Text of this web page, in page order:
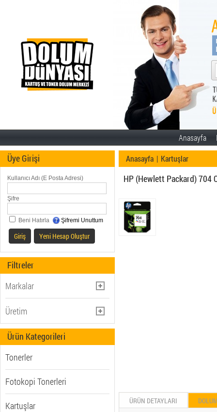
Anasayfa
Üye Girişi
Kullanıcı Adı (E Posta Adresi)
Şifre
Beni Hatırla Şifremi Unuttum
Giriş Yeni Hesap Oluştur
Filtreler
Markalar
BROTHER (110)
EPSON (479)
OLIVETTI (2)
Üretim
Muadil (448)
Orjinal (1062)
Ürün Kategorileri
Tonerler
Fotokopi Tonerleri
Kartuşlar
Anasayfa | Kartuşlar
HP (Hewlett Packard) 704
ÜRÜN DETAYLARI